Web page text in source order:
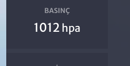
BASINÇ
1012 hpa